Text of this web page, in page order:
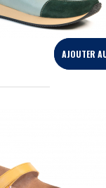
AJOUTER